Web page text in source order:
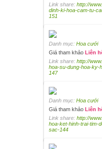
Link share: http://
dinh-ki-hoa-cam-tu-
151
Danh mục: Hoa cưới
Giá tham khảo Liên
Link share: http://
hoa-su-dung-hoa-ky-
147
Danh mục: Hoa cưới
Giá tham khảo Liên
Link share: http://
hoa-ket-hinh-trai-tim-
sac-144